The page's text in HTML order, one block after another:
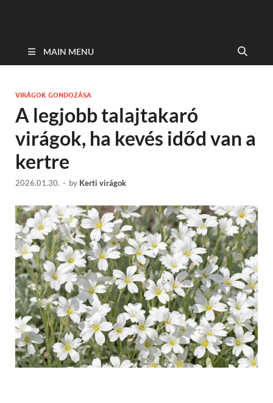
MAIN MENU
VIRÁGOK GONDOZÁSA
A legjobb talajtakaró
virágok, ha kevés időd van a
kertre
2026.01.30. - by Kerti virágok